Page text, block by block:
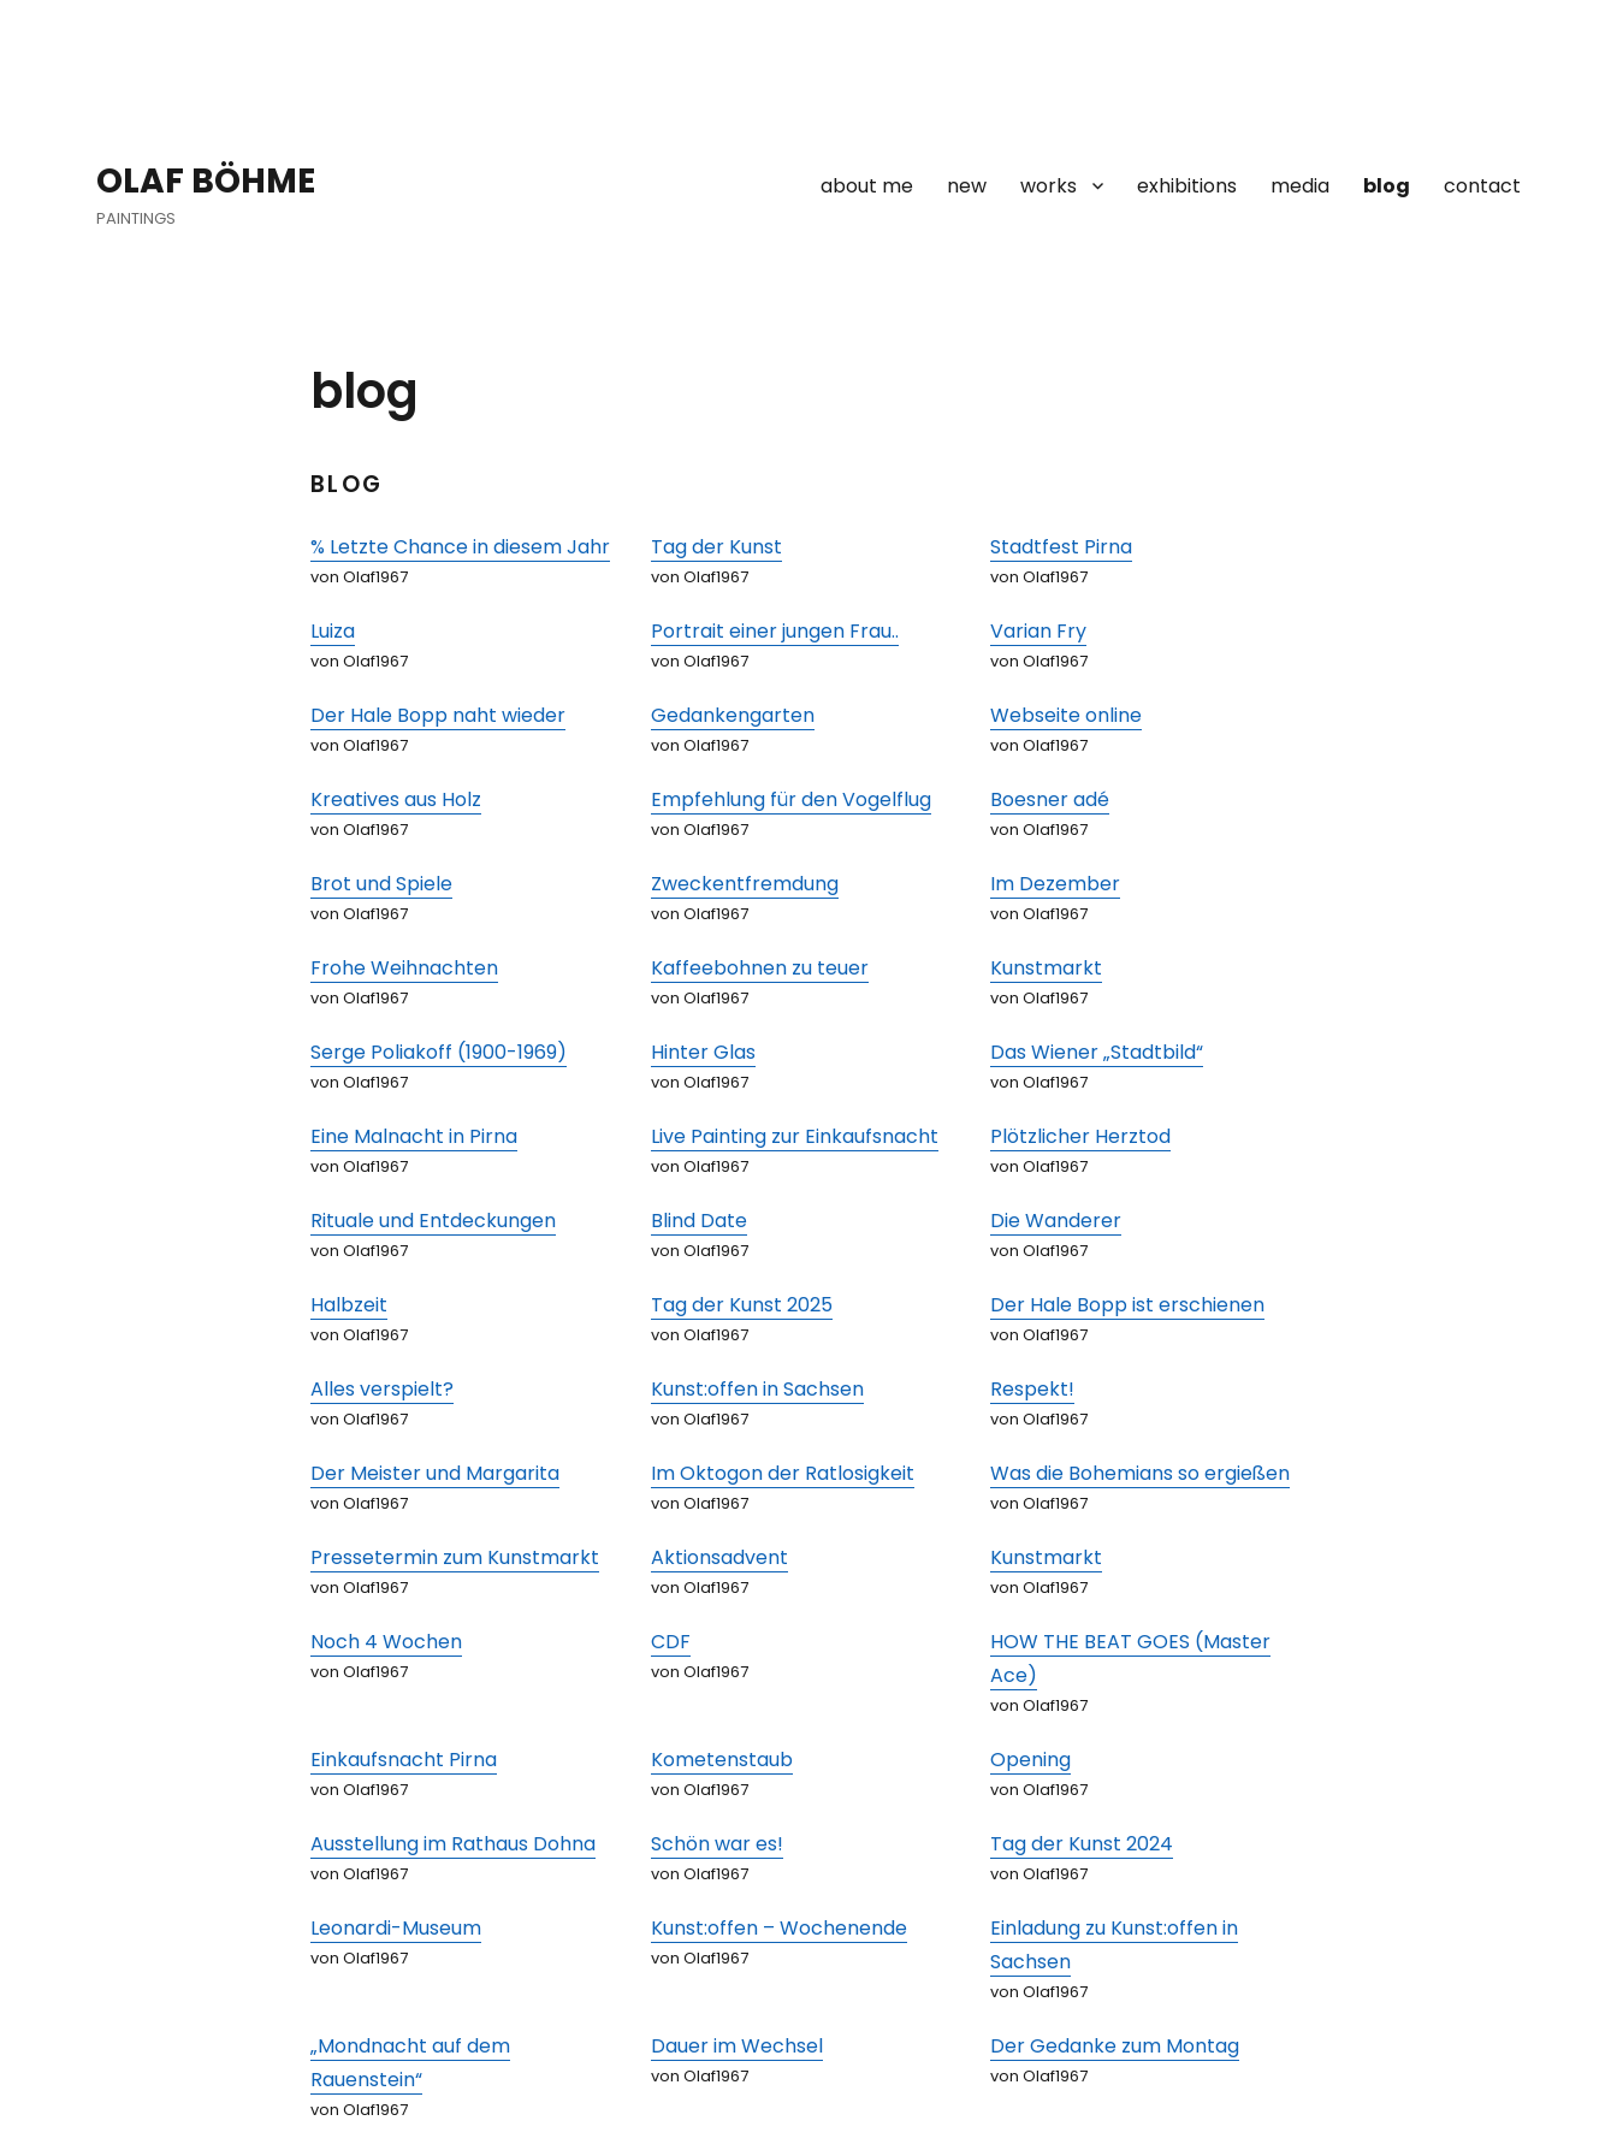
OLAF BÖHME
PAINTINGS
about me new works exhibitions media blog contact
blog
BLOG
% Letzte Chance in diesem Jahr
von Olaf1967
Tag der Kunst
von Olaf1967
Stadtfest Pirna
von Olaf1967
Luiza
von Olaf1967
Portrait einer jungen Frau..
von Olaf1967
Varian Fry
von Olaf1967
Der Hale Bopp naht wieder
von Olaf1967
Gedankengarten
von Olaf1967
Webseite online
von Olaf1967
Kreatives aus Holz
von Olaf1967
Empfehlung für den Vogelflug
von Olaf1967
Boesner adé
von Olaf1967
Brot und Spiele
von Olaf1967
Zweckentfremdung
von Olaf1967
Im Dezember
von Olaf1967
Frohe Weihnachten
von Olaf1967
Kaffeebohnen zu teuer
von Olaf1967
Kunstmarkt
von Olaf1967
Serge Poliakoff (1900-1969)
von Olaf1967
Hinter Glas
von Olaf1967
Das Wiener „Stadtbild“
von Olaf1967
Eine Malnacht in Pirna
von Olaf1967
Live Painting zur Einkaufsnacht
von Olaf1967
Plötzlicher Herztod
von Olaf1967
Rituale und Entdeckungen
von Olaf1967
Blind Date
von Olaf1967
Die Wanderer
von Olaf1967
Halbzeit
von Olaf1967
Tag der Kunst 2025
von Olaf1967
Der Hale Bopp ist erschienen
von Olaf1967
Alles verspielt?
von Olaf1967
Kunst:offen in Sachsen
von Olaf1967
Respekt!
von Olaf1967
Der Meister und Margarita
von Olaf1967
Im Oktogon der Ratlosigkeit
von Olaf1967
Was die Bohemians so ergießen
von Olaf1967
Pressetermin zum Kunstmarkt
von Olaf1967
Aktionsadvent
von Olaf1967
Kunstmarkt
von Olaf1967
Noch 4 Wochen
von Olaf1967
CDF
von Olaf1967
HOW THE BEAT GOES (Master
Ace)
von Olaf1967
Einkaufsnacht Pirna
von Olaf1967
Kometenstaub
von Olaf1967
Opening
von Olaf1967
Ausstellung im Rathaus Dohna
von Olaf1967
Schön war es!
von Olaf1967
Tag der Kunst 2024
von Olaf1967
Leonardi-Museum
von Olaf1967
Kunst:offen – Wochenende
von Olaf1967
Einladung zu Kunst:offen in
Sachsen
von Olaf1967
„Mondnacht auf dem
Rauenstein“
von Olaf1967
Dauer im Wechsel
von Olaf1967
Der Gedanke zum Montag
von Olaf1967